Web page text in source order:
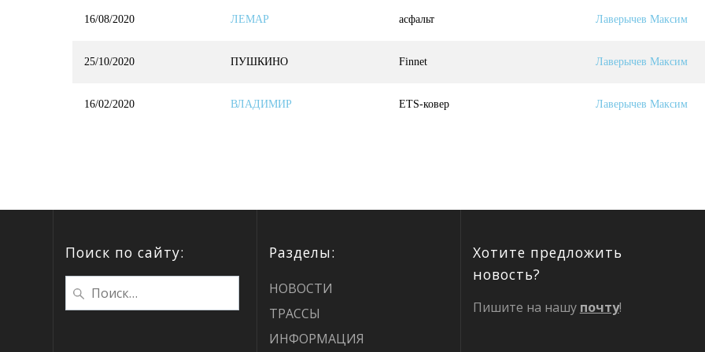
16/08/2020 ЛЕМАР асфальт Лаверычев Максим
25/10/2020 ПУШКИНО Finnet Лаверычев Максим
16/02/2020 ВЛАДИМИР ETS-ковер Лаверычев Максим
Поиск по сайту: Разделы:
НОВОСТИ
ТРАССЫ
ИНФОРМАЦИЯ
Хотите предложить
новость?
Пишите на нашу почту!